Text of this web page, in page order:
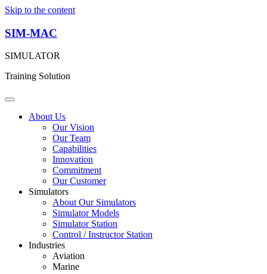
Skip to the content
SIM-MAC
SIMULATOR
Training Solution
About Us
Our Vision
Our Team
Capabilities
Innovation
Commitment
Our Customer
Simulators
About Our Simulators
Simulator Models
Simulator Station
Control / Instructor Station
Industries
Aviation
Marine